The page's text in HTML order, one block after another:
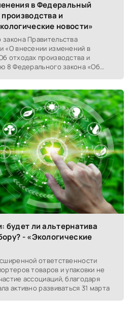
в Федеральный
и
новости»
Правительства
«О внесении изменений в
отходах производства и
8 Федерального закона «Об
будет ли альтернатива
- «Экологические
ответственности
товаров и упаковки не
ассоциаций, благодаря
активно развиваться 31 марта